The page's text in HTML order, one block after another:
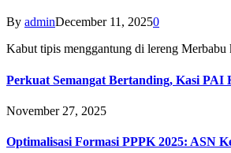
By adminDecember 11, 20250
Kabut tipis menggantung di lereng
Perkuat Semangat Bertanding, Kasi PAI
November 27, 2025
Optimalisasi Formasi PPPK 2025: ASN